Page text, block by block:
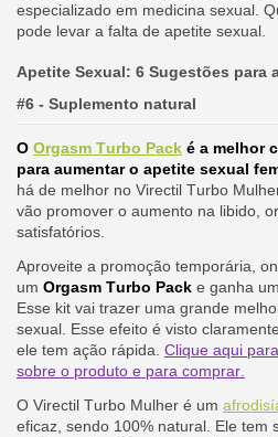
especializado em medicina sexual.
pode levar a falta de apetite sexual.
Apetite Sexual: 6 Sugestões para
#6 - Suplemento natural
O Orgasm Turbo Packé a melhor
para aumentar o apetite sexual
há de melhor no Virectil Turbo
vão promover o aumento na libido,
satisfatórios.
Aproveite a promoção temporária,
um Orgasm Turbo Packe ganha
Esse kit vai trazer uma grande
sexual. Esse efeito é visto
ele tem ação rápida. Clique aqui
sobre o produto e para comprar.
O Virectil Turbo Mulher é um
eficaz, sendo 100% natural. Ele tem